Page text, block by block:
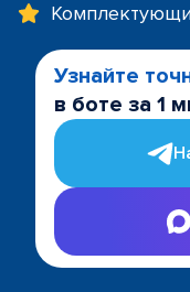
Узнайте
в боте за 1